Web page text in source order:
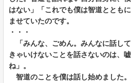
はない」「これでも僕は智道ととも
ませていたのです。
・・・
「みんな、ごめん。みんなに話し
きゃいけないことを話さないのは、
ね」。
智道のことを僕は話し始めました